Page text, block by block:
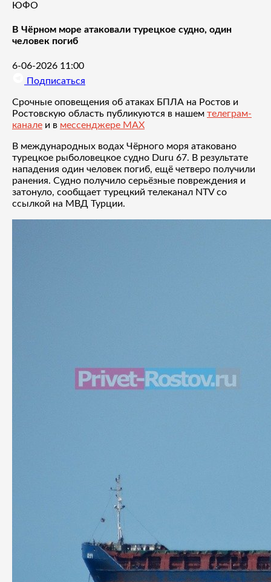
ЮФО
В Чёрном море атаковали турецкое судно, один
человек погиб
6-06-2026 11:00
Подписаться
Срочные оповещения об атаках БПЛА на Ростов и
Ростовскую область публикуются в нашем телеграм-
канале и в мессенджере MAX
В международных водах Чёрного моря атаковано
турецкое рыболовецкое судно Duru 67. В результате
нападения один человек погиб, ещё четверо получили
ранения. Судно получило серьёзные повреждения и
затонуло, сообщает турецкий телеканал NTV со
ссылкой на МВД Турции.